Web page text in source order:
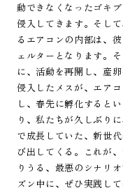
動できなくなったゴキ
侵入してきます。そし
るエアコンの内部は、
ェルターとなります。
に、活動を再開し、産
侵入したメスが、エア
し、春先に孵化すると
り、私たちが久しぶり
で成長していた、新世
び出してくる。これが
りうる、最悪のシナリ
ズン中に、ぜひ実践し